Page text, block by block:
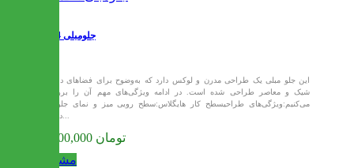
جلومبلی 4 کشو
این جلو مبلی یک طراحی مدرن و لوکس دارد که به‌وضوح برای فضاهای داخلی
شیک و معاصر طراحی شده است. در ادامه ویژگی‌های مهم آن را بررسی
می‌کنیم:ویژگی‌های طراحیسطح کار هایگلاس:سطح رویی میز و نمای جلو آن
دارای...
62,700,000 تومان
مشاهده